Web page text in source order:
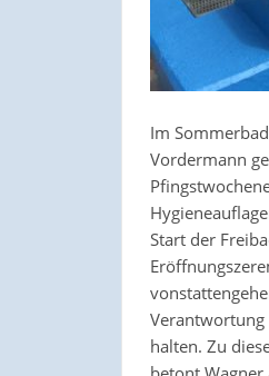
Im
Vordermann
Start der
Verantwortung
halten. Zu